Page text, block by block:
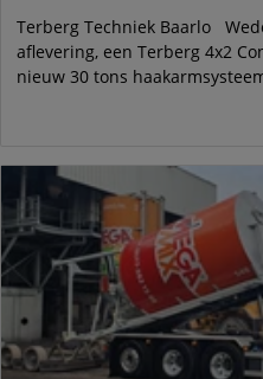
Terberg Techniek Baarlo
aflevering, een Terberg 4x2
nieuw 30 tons